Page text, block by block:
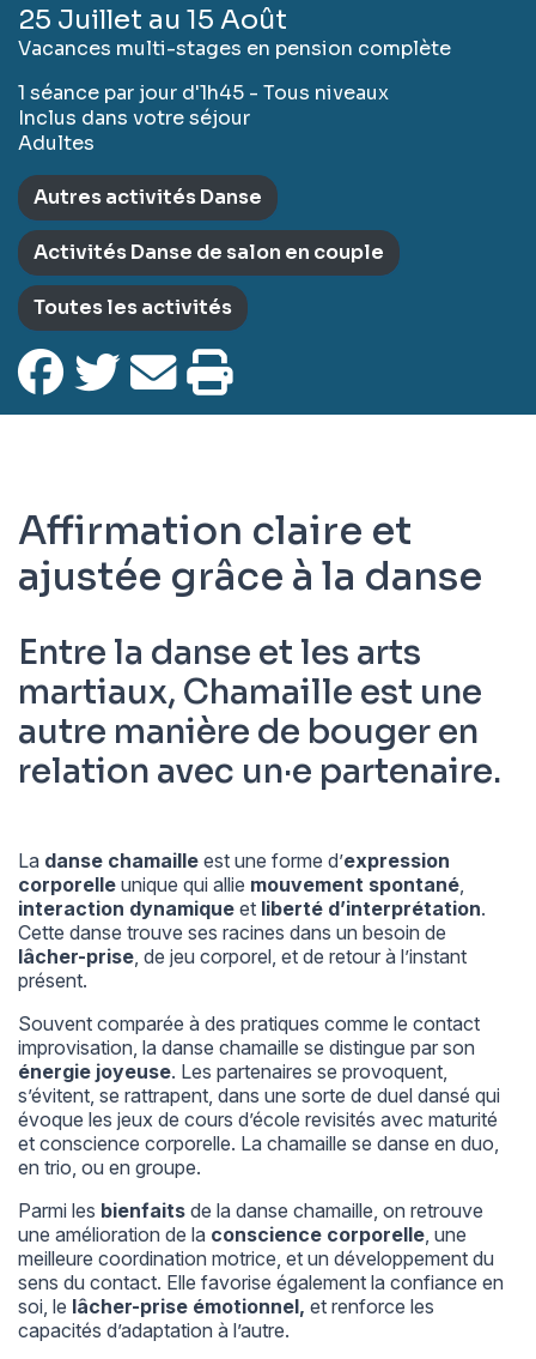
25 Juillet au 15 Août
Vacances multi-stages en pension complète
1 séance par jour d'1h45 - Tous niveaux
Inclus dans votre séjour
Adultes
Autres activités Danse
Activités Danse de salon en couple
Toutes les activités
Affirmation claire et
ajustée grâce à la danse
Entre la danse et les arts
martiaux, Chamaille est une
autre manière de bouger en
relation avec un·e partenaire.
La danse chamaille est une forme d’expression
corporelle unique qui allie mouvement spontané
interaction dynamique et liberté d’interprétation.
Cette danse trouve ses racines dans un besoin de
lâcher-prise , de jeu corporel, et de retour à l’instant
présent.
Souvent comparée à des pratiques comme le contact
improvisation, la danse chamaille se distingue par son
énergie joyeuse. Les partenaires se provoquent,
s’évitent, se rattrapent, dans une sorte de duel dansé qui
évoque les jeux de cours d’école revisités avec maturité
et conscience corporelle. La chamaille se danse en duo,
en trio, ou en groupe.
Parmi les bienfaits de la danse chamaille, on retrouve
une amélioration de la conscience corporelle , une
meilleure coordination motrice, et un développement du
sens du contact. Elle favorise également la confiance en
soi, le lâcher-prise émotionnel, et renforce les
capacités d’adaptation à l’autre.